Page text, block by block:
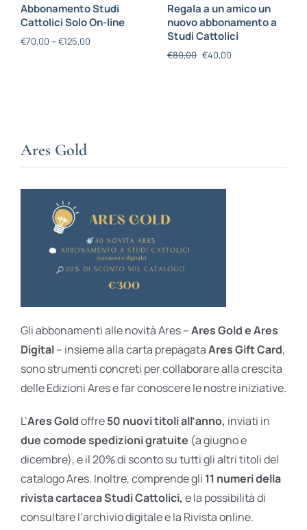
Abbonamento Studi
Cattolici Solo On-line
€70,00 – €125,00
Regala a un amico un
nuovo abbonamento a
Studi Cattolici
€80,00 €40,00
Ares Gold
Gli abbonamenti alle novità Ares –Ares Gold e Ares
Digital– insieme alla carta prepagataAres Gift Card,
sono strumenti concreti per collaborare alla crescita
delle Edizioni Ares e far conoscere le nostre iniziative.
L’Ares Goldoffre50 nuovi titoli all’anno, inviati in
due comode spedizioni gratuite (a giugno e
dicembre), e il 20% di sconto su tutti gli altri titoli del
catalogo Ares. Inoltre, comprende gli 11 numeri della
rivista cartacea Studi Cattolici, e la possibilità di
consultare l’archivio digitale e la Rivista online.